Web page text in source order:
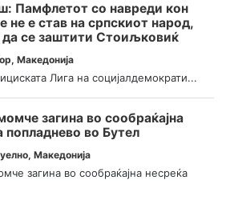
Памфлетот со навреди кон
не е став на српскиот народ,
да се заштити Стоиљковиќ
, Македонија
Лига на социјалдемократи...
загина во сообраќајна
попладнево во Бутел
, Македонија
загина во сообраќајна несреќа